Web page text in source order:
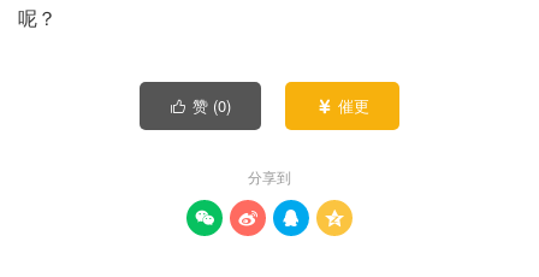
呢？
 赞 (0)  催更
分享到
   